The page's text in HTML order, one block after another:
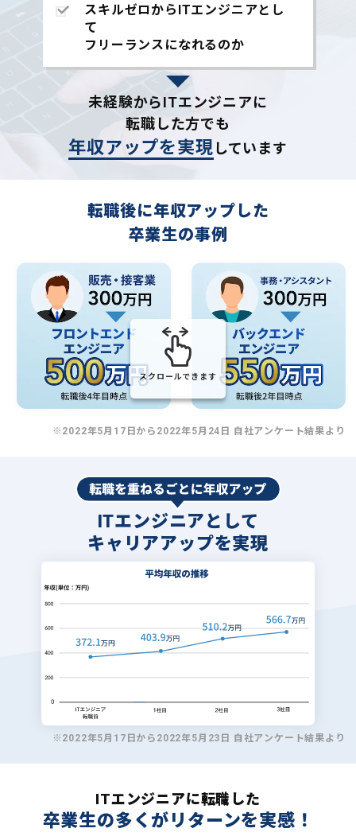
スキルゼロからITエンジニアとし
て
フリーランスになれるのか
未経験からITエンジニアに
転職した方でも
年収アップを実現しています
転職後に年収アップした
卒業生の事例
スクロールできます
※2022年5月17日から2022年5月24日 自社アンケート結果より
ITエンジニアとして
キャリアアップを実現
※2022年5月17日から2022年5月23日 自社アンケート結果より
ITエンジニアに転職した
卒業生の多くがリターンを実感！